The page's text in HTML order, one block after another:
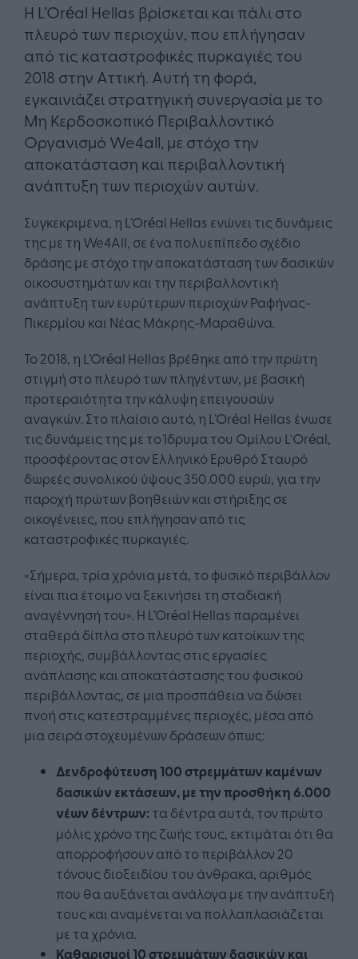
Η L’Oréal Hellas βρίσκεται και πάλι στο
πλευρό των περιοχών, που επλήγησαν
από τις καταστροφικές πυρκαγιές του
2018 στην Αττική. Αυτή τη φορά,
εγκαινιάζει στρατηγική συνεργασία με το
Μη Κερδοσκοπικό Περιβαλλοντικό
Οργανισμό We4all, με στόχο την
αποκατάσταση και περιβαλλοντική
ανάπτυξη των περιοχών αυτών.
Συγκεκριμένα, η L’Oréal Hellas ενώνει τις δυνάμεις
της με τη We4All, σε ένα πολυεπίπεδο σχέδιο
δράσης με στόχο την αποκατάσταση των δασικών
οικοσυστημάτων και την περιβαλλοντική
ανάπτυξη των ευρύτερων περιοχών Ραφήνας-
Πικερμίου και Νέας Μάκρης-Μαραθώνα.
Το 2018, η L’Oréal Hellas βρέθηκε από την πρώτη
στιγμή στο πλευρό των πληγέντων, με βασική
προτεραιότητα την κάλυψη επειγουσών
αναγκών. Στο πλαίσιο αυτό, η L’Oréal Hellas ένωσε
τις δυνάμεις της με το Ίδρυμα του Ομίλου L'Oréal,
προσφέροντας στον Ελληνικό Ερυθρό Σταυρό
δωρεές συνολικού ύψους 350.000 ευρώ, για την
παροχή πρώτων βοηθειών και στήριξης σε
οικογένειες, που επλήγησαν από τις
καταστροφικές πυρκαγιές.
«Σήμερα, τρία χρόνια μετά, το φυσικό περιβάλλον
είναι πια έτοιμο να ξεκινήσει τη σταδιακή
αναγέννησή του». Η L’Oréal Hellas παραμένει
σταθερά δίπλα στο πλευρό των κατοίκων της
περιοχής, συμβάλλοντας στις εργασίες
ανάπλασης και αποκατάστασης του φυσικού
περιβάλλοντας, σε μια προσπάθεια να δώσει
πνοή στις κατεστραμμένες περιοχές, μέσα από
μια σειρά στοχευμένων δράσεων όπως:
Δενδροφύτευση100στρεμμάτων καμένων
δασικών εκτάσεων, με την προσθήκη 6.000
νέωνδέντρων:τα δέντρα αυτά, τον πρώτο
μόλις χρόνο της ζωής τους, εκτιμάται ότι θα
απορροφήσουν από το περιβάλλον 20
τόνους διοξειδίου του άνθρακα, αριθμός
που θα αυξάνεται ανάλογα με την ανάπτυξή
τους και αναμένεται να πολλαπλασιάζεται
με τα χρόνια.
Καθαρισμοί10στρεμμάτωνδασικών και